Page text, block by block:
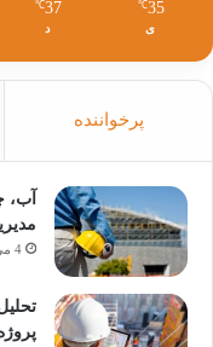
35
℃
ی
37
℃
د
پرخواننده
آب،
4 می 2025